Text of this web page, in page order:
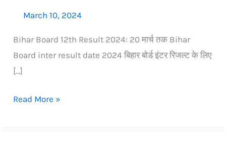
March 10, 2024
Bihar Board 12th Result 2024: 20 मार्च तक Bihar
Board inter result date 2024 बिहार बोर्ड इंटर रिजल्ट के लिए
[…]
Read More »